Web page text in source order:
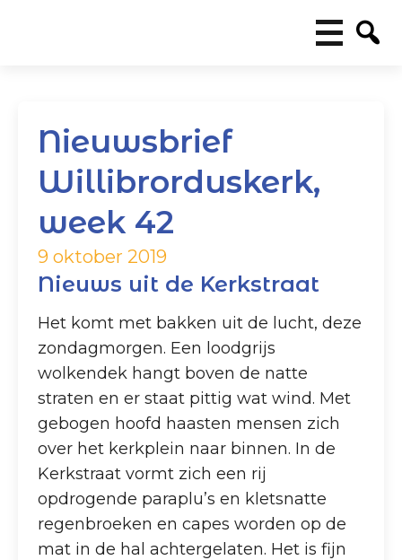
Nieuwsbrief
Willibrorduskerk,
week 42
9 oktober 2019
Nieuws uit de Kerkstraat
Het komt met bakken uit de lucht, deze
zondagmorgen. Een loodgrijs
wolkendek hangt boven de natte
straten en er staat pittig wat wind. Met
gebogen hoofd haasten mensen zich
over het kerkplein naar binnen. In de
Kerkstraat vormt zich een rij
opdrogende paraplu’s en kletsnatte
regenbroeken en capes worden op de
mat in de hal achtergelaten. Het is fijn